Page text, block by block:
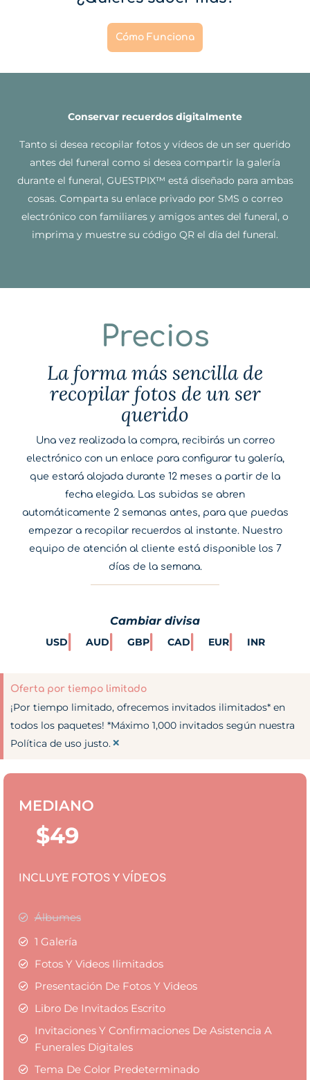
Cómo Funciona
Conservar recuerdos digitalmente
Tanto si desea recopilar fotos y vídeos de un ser querido
antes del funeral como si desea compartir la galería
durante el funeral, GUESTPIX™ está diseñado para ambas
cosas. Comparta su enlace privado por SMS o correo
electrónico con familiares y amigos antes del funeral, o
imprima y muestre su código QR el día del funeral.
Precios
La forma más sencilla de
recopilar fotos de un ser
querido
Una vez realizada la compra, recibirás un correo
electrónico con un enlace para configurar tu galería,
que estará alojada durante 12 meses a partir de la
fecha elegida. Las subidas se abren
automáticamente 2 semanas antes, para que puedas
empezar a recopilar recuerdos al instante. Nuestro
equipo de atención al cliente está disponible los 7
días de la semana.
Cambiar divisa
USD AUD GBP CAD EUR INR
Oferta por tiempo limitado
¡Por tiempo limitado, ofrecemos invitados ilimitados* en
todos los paquetes! *Máximo 1,000 invitados según nuestra
Política de uso justo.×
MEDIANO
$49
INCLUYE FOTOS Y VÍDEOS
Álbumes
1 Galería
Fotos Y Videos Ilimitados
Presentación De Fotos Y Videos
Libro De Invitados Escrito
Invitaciones Y Confirmaciones De Asistencia A
Funerales Digitales
Tema De Color Predeterminado